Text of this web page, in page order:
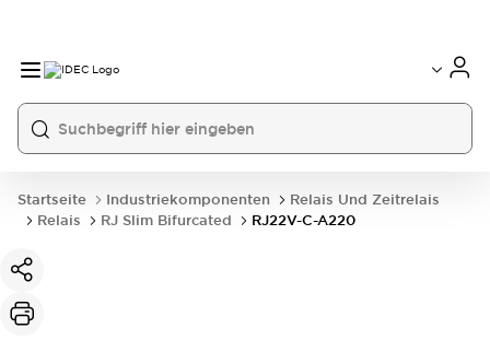
Startseite Industriekomponenten
Relais Und Zeitrelais
Relais
RJ Slim Bifurcated RJ22V-C-A220